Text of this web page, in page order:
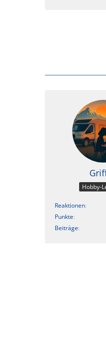
Hobby-
Reaktionen
Punkte
Beiträge